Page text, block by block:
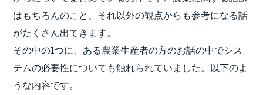
はもちろんのこと、それ以外の観点からも参考になる話
がたくさん出てきます。
その中の1つに、ある農業生産者の方のお話の中でシス
テムの必要性についても触れられていました。以下のよ
うな内容です。